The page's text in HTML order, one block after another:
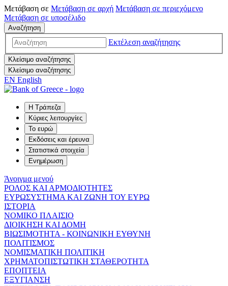
Μετάβαση σε Μετάβαση σε αρχή Μετάβαση σε περιεχόμενο
Μετάβαση σε υποσέλιδο
Αναζήτηση
Εκτέλεση αναζήτησης
Κλείσιμο αναζήτησης
Κλείσιμο αναζήτησης
EN English
Η Τράπεζα
Κύριες λειτουργίες
Το ευρώ
Εκδόσεις και έρευνα
Στατιστικά στοιχεία
Ενημέρωση
Άνοιγμα μενού
ΡΟΛΟΣ ΚΑΙ ΑΡΜΟΔΙΟΤΗΤΕΣ
ΕΥΡΩΣΥΣΤΗΜΑ ΚΑΙ ΖΩΝΗ ΤΟΥ ΕΥΡΩ
ΙΣΤΟΡΙΑ
ΝΟΜΙΚΟ ΠΛΑΙΣΙΟ
ΔΙΟΙΚΗΣΗ ΚΑΙ ΔΟΜΗ
ΒΙΩΣΙΜΟΤΗΤΑ - ΚΟΙΝΩΝΙΚΗ ΕΥΘΥΝΗ
ΠΟΛΙΤΙΣΜΟΣ
ΝΟΜΙΣΜΑΤΙΚΗ ΠΟΛΙΤΙΚΗ
ΧΡΗΜΑΤΟΠΙΣΤΩΤΙΚΗ ΣΤΑΘΕΡΟΤΗΤΑ
ΕΠΟΠΤΕΙΑ
ΕΞΥΓΙΑΝΣΗ